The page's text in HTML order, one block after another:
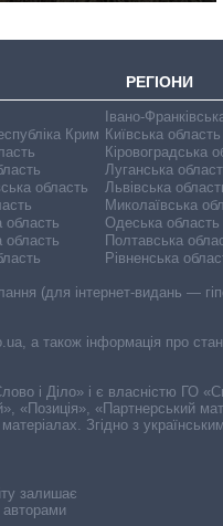
РЕГІОНИ
Крим
область
область
Івано-
Київська область
Кіровоградська
Луганська
Львівська
Миколаївська
Одеська область
Полтавська
Рівненська
залишає
(для інтернет-видань —
а також інформація про
і Діло» і є власністю ГО
«Позиція», «Партнерський
Згідно з